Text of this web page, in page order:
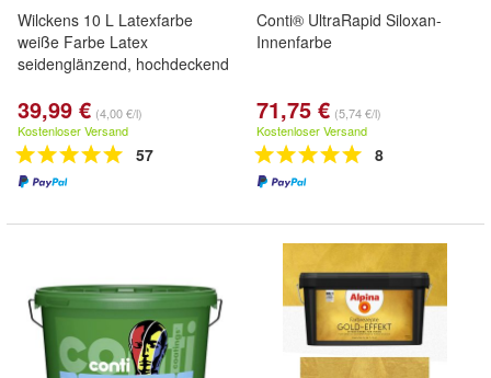
Wilckens 10 L Latexfarbe
weiße Farbe Latex
seidenglänzend, hochdeckend
39,99 € (4,00 €/l)
Kostenloser Versand
57
Conti® UltraRapid Siloxan-
Innenfarbe
71,75 € (5,74 €/l)
Kostenloser Versand
8